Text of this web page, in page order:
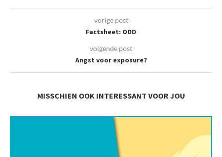
vorige post
Factsheet: ODD
volgende post
Angst voor exposure?
MISSCHIEN OOK INTERESSANT VOOR JOU